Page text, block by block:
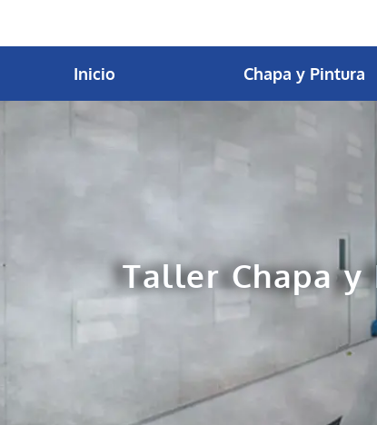
Inicio
Chapa y Pintura
Taller Chapa